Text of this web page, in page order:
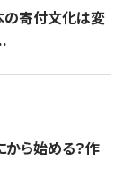
の寄付文化は変
から始める？作